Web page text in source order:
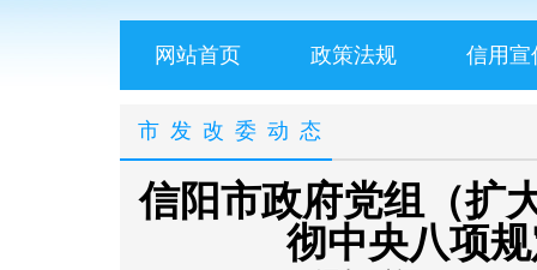
网站首页 政策法规 信用宣
市发改委动态
信阳市政府党组（扩
彻中央八项